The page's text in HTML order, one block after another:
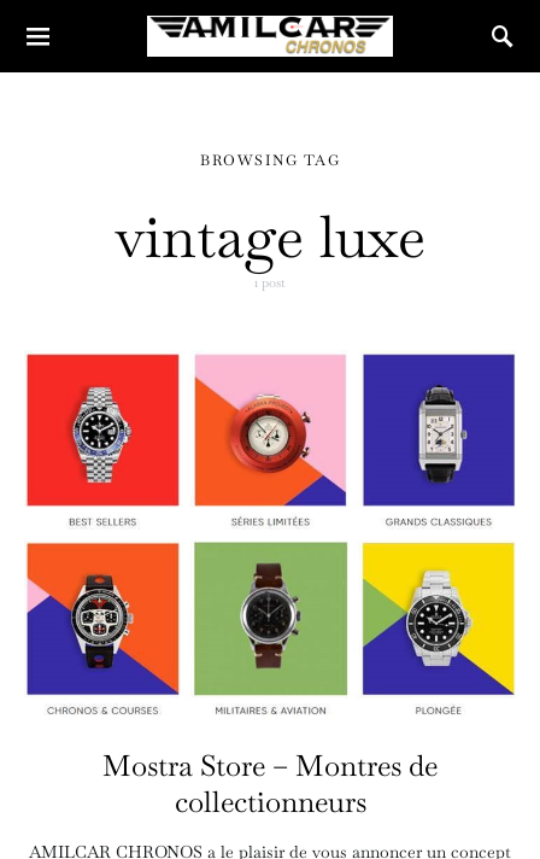
BROWSING TAG
vintage luxe
1 post
Mostra Store – Montres de
collectionneurs
AMILCAR CHRONOS a le plaisir de vous annoncer un concept